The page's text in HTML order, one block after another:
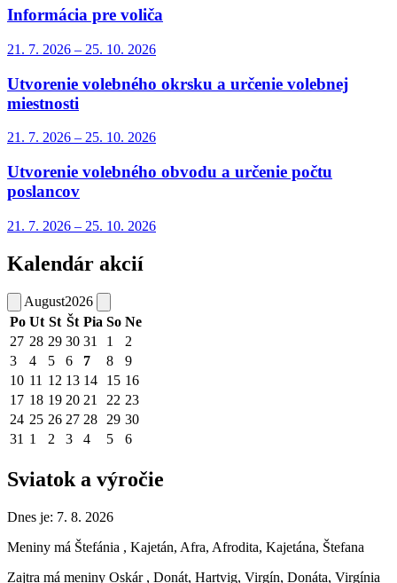
Informácia pre voliča
21. 7. 2026 – 25. 10. 2026
Utvorenie volebného okrsku a určenie volebnej
miestnosti
21. 7. 2026 – 25. 10. 2026
Utvorenie volebného obvodu a určenie počtu
poslancov
21. 7. 2026 – 25. 10. 2026
Kalendár akcií
August2026
Po Ut St Št Pia So Ne
27 28 29 30 31 1
2
3
4 5 6 7 8
9
10 11 12 13 14 15 16
17 18 19 20 21 22 23
24 25 26 27 28 29 30
31 1 2 3 4 5 6
Sviatok a výročie
Dnes je: 7. 8. 2026
Meniny má Štefánia , Kajetán, Afra, Afrodita, Kajetána, Štefana
Zajtra má meniny Oskár , Donát, Hartvig, Virgín, Donáta, Virgínia